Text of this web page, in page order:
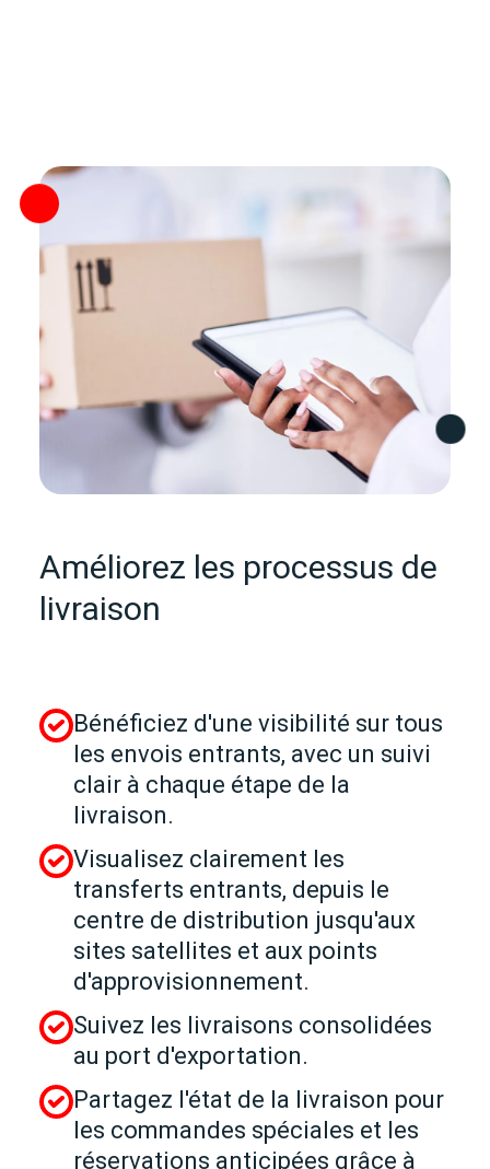
Améliorez les processus de
livraison
Bénéficiez d'une visibilité sur tous
les envois entrants, avec un suivi
clair à chaque étape de la
livraison.
Visualisez clairement les
transferts entrants, depuis le
centre de distribution jusqu'aux
sites satellites et aux points
d'approvisionnement.
Suivez les livraisons consolidées
au port d'exportation.
Partagez l'état de la livraison pour
les commandes spéciales et les
réservations anticipées grâce à